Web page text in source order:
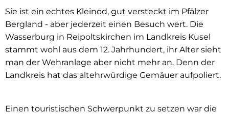
Sie ist ein echtes Kleinod, gut versteckt im Pfälzer
Bergland - aber jederzeit einen Besuch wert. Die
Wasserburg in Reipoltskirchen im Landkreis Kusel
stammt wohl aus dem 12. Jahrhundert, ihr Alter sieht
man der Wehranlage aber nicht mehr an. Denn der
Landkreis hat das altehrwürdige Gemäuer aufpoliert.
Einen touristischen Schwerpunkt zu setzen war die